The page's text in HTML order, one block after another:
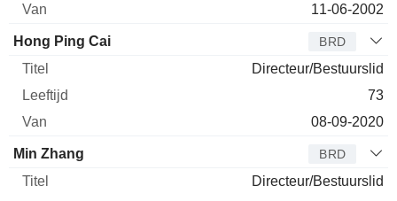
11-06-2002
Hong Ping Cai BRD
Directeur/Bestuurslid
73
08-09-2020
Min Zhang BRD
Directeur/Bestuurslid